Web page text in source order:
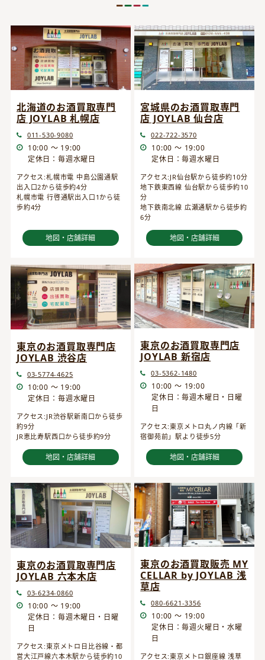
北海道のお酒買取専門
店 JOYLAB 札幌店
011-530-9080
10:00 ～ 19:00
定休日：毎週水曜日
アクセス:札幌市電 中島公園通駅
出入口2から徒歩約4分
札幌市電 行啓通駅出入口1から徒
歩約4分
地図・店舗詳細
宮城県のお酒買取専門
店 JOYLAB 仙台店
022-722-3570
10:00 ～ 19:00
定休日：毎週水曜日
アクセス:JR仙台駅から徒歩約10分
地下鉄東西線 仙台駅から徒歩約10
分
地下鉄南北線 広瀬通駅から徒歩約
6分
地図・店舗詳細
東京のお酒買取専門店
JOYLAB 渋谷店
03-5774-4625
10:00 ～ 19:00
定休日：毎週水曜日
アクセス:JR渋谷駅新南口から徒歩
約9分
JR恵比寿駅西口から徒歩約9分
地図・店舗詳細
東京のお酒買取専門店
JOYLAB 新宿店
03-5362-1480
10:00 ～ 19:00
定休日：毎週木曜日・日曜
日
アクセス:東京メトロ丸ノ内線「新
宿御苑前」駅より徒歩5分
地図・店舗詳細
東京のお酒買取専門店
JOYLAB 六本木店
03-6234-0860
10:00 ～ 19:00
定休日：毎週木曜日・日曜
日
アクセス:東京メトロ日比谷線・都
営大江戸線六本木駅から徒歩約10
東京のお酒買取販売 MY
CELLAR by JOYLAB 浅
草店
080-6621-3356
10:00 ～ 19:00
定休日：毎週火曜日・水曜
日
アクセス:東京メトロ銀座線 浅草